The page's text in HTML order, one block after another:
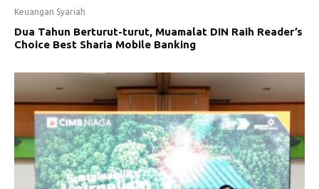
Keuangan Syariah
Dua Tahun Berturut-turut, Muamalat DIN Raih Reader’s
Choice Best Sharia Mobile Banking